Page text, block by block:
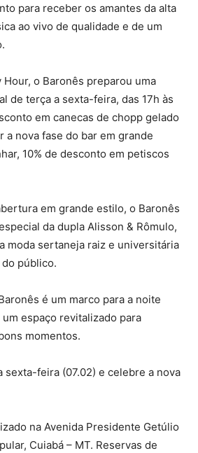
para receber os amantes da alta
ao vivo de qualidade e de um
Hour, o Baronês preparou uma
de terça a sexta-feira, das 17h às
em canecas de chopp gelado
a nova fase do bar em grande
10% de desconto em petiscos
em grande estilo, o Baronês
da dupla Alisson & Rômulo,
moda sertaneja raiz e universitária
público.
é um marco para a noite
espaço revitalizado para
momentos.
sexta-feira (07.02) e celebre a nova
na Avenida Presidente Getúlio
Cuiabá – MT. Reservas de